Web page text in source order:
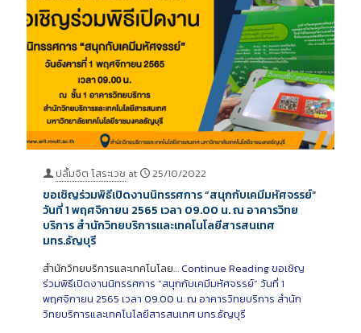
ปลื้มจิต โสระเวช at 25/10/2022
ขอเชิญร่วมพิธีเปิดงานนิทรรศการ “สนุกกับเคมีมหัศจรรย์”
วันที่ 1 พฤศจิกายน 2565 เวลา 09.00 น. ณ อาคารวิทย
บริการ สำนักวิทยบริการและเทคโนโลยีสารสนเทศ
มทร.ธัญบุรี
สำนักวิทยบริการและเทคโนโลย… Continue Readingขอเชิญ
ร่วมพิธีเปิดงานนิทรรศการ “สนุกกับเคมีมหัศจรรย์” วันที่ 1
พฤศจิกายน 2565 เวลา 09.00 น. ณ อาคารวิทยบริการ สำนัก
วิทยบริการและเทคโนโลยีสารสนเทศ มทร.ธัญบุรี